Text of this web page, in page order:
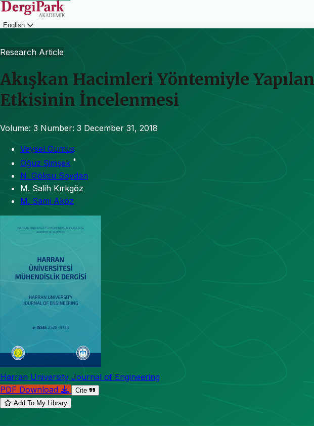
English
Research Article
Akışkan Hacimleri Yöntemiyle
Etkisinin İncelenmesi
Volume: 3 Number: 3 December 31, 2018
Veysel Gümüş
Oğuz Şimşek *
N. Göksu Soydan
M. Salih Kırkgöz
M. Sami Aköz
Harran University Journal of Engineering
PDF Download
Cite
Add To My Library